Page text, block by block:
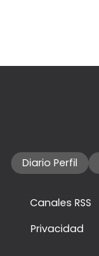
Diario Perfil
Canales RSS
Privacidad